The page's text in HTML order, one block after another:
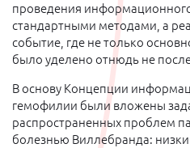
проведения
стандартными методами, а
событие, где не только
было уделено отнюдь не
В основу Концепции
гемофилии были вложены
распространенных проблем
болезнью Виллебранда: